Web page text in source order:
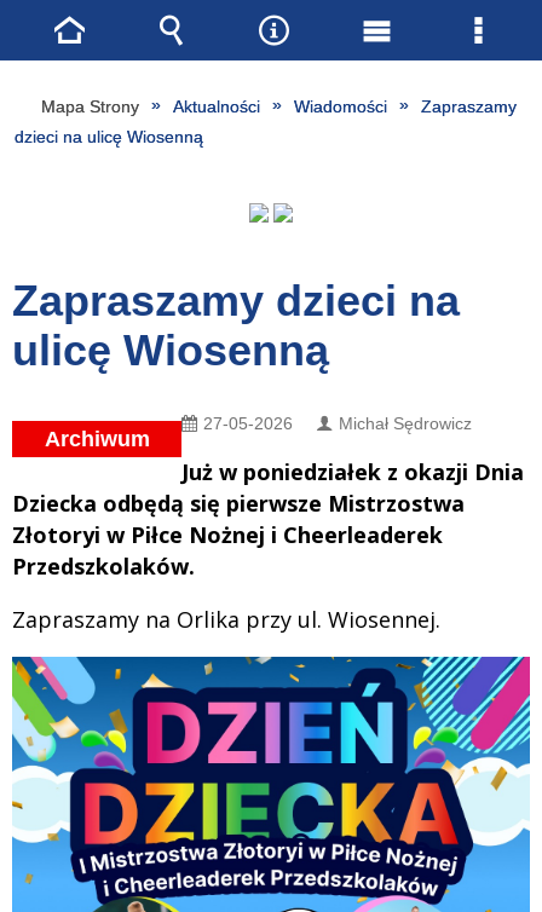
Mapa Strony Aktualności Wiadomości
Zapraszamy
dzieci na ulicę Wiosenną
Zapraszamy dzieci na
ulicę Wiosenną
Archiwum
27-05-2026 Michał Sędrowicz
Już w poniedziałek z okazji Dnia
Dziecka odbędą się pierwsze Mistrzostwa
Złotoryi w Piłce Nożnej i Cheerleaderek
Przedszkolaków.
Zapraszamy na Orlika przy ul. Wiosennej.
Strona
główna
Wyszukiwarka
NarzędziaMenu
główne
Menu